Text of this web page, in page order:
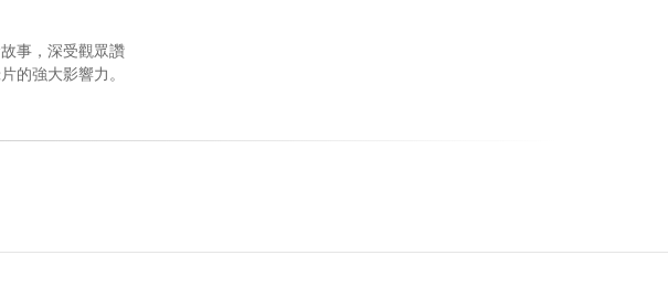
事，深受觀眾讚
的強大影響力。